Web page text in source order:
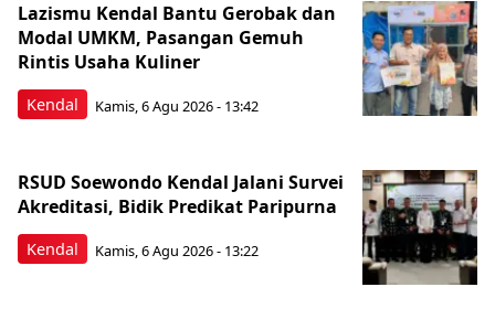
Kendal
Lazismu Kendal Bantu Gerobak dan
Modal UMKM, Pasangan Gemuh
Rintis Usaha Kuliner
Kamis, 6 Agu 2026 - 13:42
Kendal
RSUD Soewondo Kendal Jalani Survei
Akreditasi, Bidik Predikat Paripurna
Kamis, 6 Agu 2026 - 13:22